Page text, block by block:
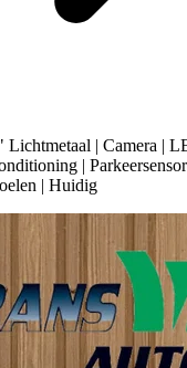
| Camera |
|
| Huidig